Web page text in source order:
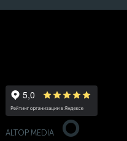
ALTOP MEDIA